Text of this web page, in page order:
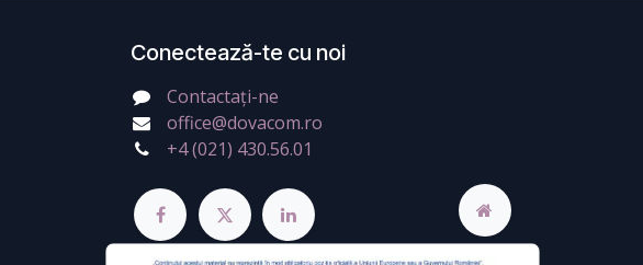
Conectează-te cu noi
Contactați-ne
office@dovacom.ro
+4 (021) 430.56.01